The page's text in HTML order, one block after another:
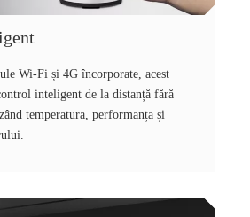
Wi-Fi și 4G încorporate, acest
inteligent de la distanță fără
temperatura, performanța și